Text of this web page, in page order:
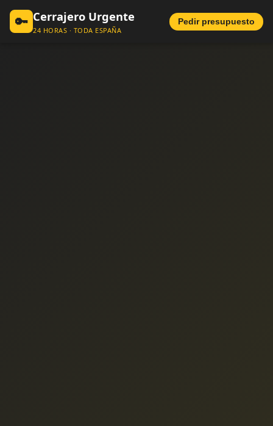
🔑 Cerrajero Urgente
24 HORAS · TODA ESPAÑA
Pedir presupuesto